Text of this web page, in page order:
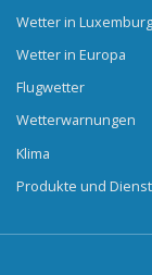
Wetter in Luxemburg
Wetter in Europa
Flugwetter
Wetterwarnungen
Klima
Produkte und